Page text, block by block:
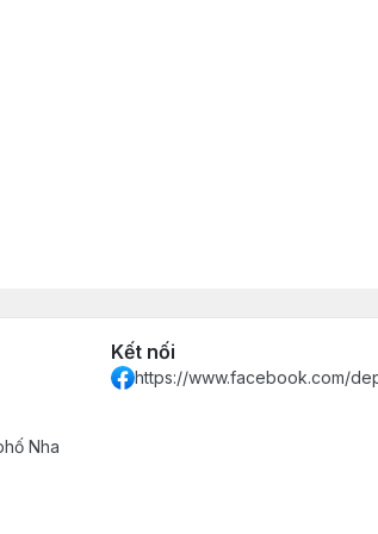
Nha
Kết nối
https://www.facebook.com/